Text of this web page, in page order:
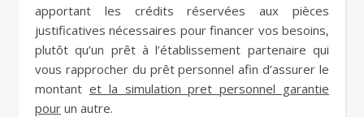
apportant les crédits réservées aux pièces
justificatives nécessaires pour financer vos besoins,
plutôt qu’un prêt à l’établissement partenaire qui
vous rapprocher du prêt personnel afin d’assurer le
montant et la simulation pret personnel garantie
pour un autre.